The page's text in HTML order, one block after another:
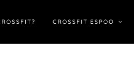
CROSSFIT ESPOO